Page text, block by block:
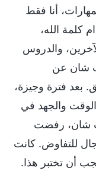
أنا فقط
كلمة الله،
والدروس
شان عن
بعد فترة وجيزة،
والجهد في
شان، رفضت
للتفاوض. كانت
أن تختبر هذا.